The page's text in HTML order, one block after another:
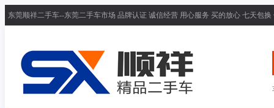
东莞顺祥二手车--东莞二手车市场 品牌认证 诚信经营 用心服务 买的放心 七天包换